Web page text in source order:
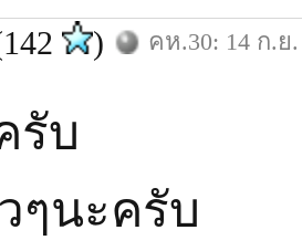
) คห.30: 14 ก.ย.
รับ
ๆนะครับ